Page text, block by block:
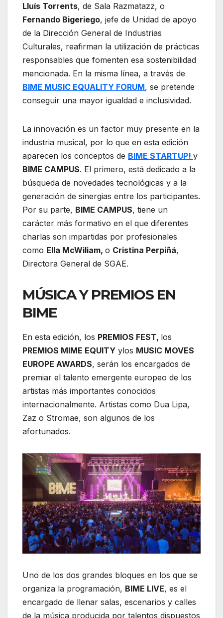
Lluís Torrents, de Sala Razmatazz, o
Fernando Bigeriego, jefe de Unidad de apoyo
de la Dirección General de Industrias
Culturales, reafirman la utilización de prácticas
responsables que fomenten esa sostenibilidad
mencionada. En la misma línea, a través de
BIME MUSIC EQUALITY FORUM, se pretende
conseguir una mayor igualdad e inclusividad.
La innovación es un factor muy presente en la
industria musical, por lo que en esta edición
aparecen los conceptos de BIME STARTUP! y
BIME CAMPUS. El primero, está dedicado a la
búsqueda de novedades tecnológicas y a la
generación de sinergias entre los participantes.
Por su parte, BIME CAMPUS, tiene un
carácter más formativo en el que diferentes
charlas son impartidas por profesionales
como Ella McWiliam, o Cristina Perpiñá,
Directora General de SGAE.
MÚSICA Y PREMIOS EN
BIME
En esta edición, los PREMIOS FEST, los
PREMIOS MIME EQUITY ylos MUSIC MOVES
EUROPE AWARDS, serán los encargados de
premiar el talento emergente europeo de los
artistas más importantes conocidos
internacionalmente. Artistas como Dua Lipa,
Zaz o Stromae, son algunos de los
afortunados.
Uno de los dos grandes bloques en los que se
organiza la programación, BIME LIVE, es el
encargado de llenar salas, escenarios y calles
de la música producida por talentos dispuestos